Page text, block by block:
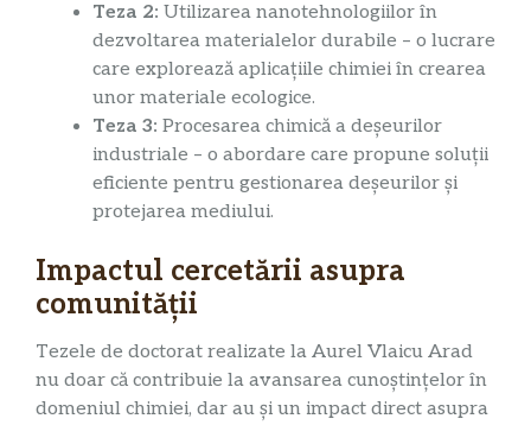
Teza 2: Utilizarea nanotehnologiilor în
dezvoltarea materialelor durabile – o lucrare
care explorează aplicațiile chimiei în crearea
unor materiale ecologice.
Teza 3: Procesarea chimică a deșeurilor
industriale – o abordare care propune soluții
eficiente pentru gestionarea deșeurilor și
protejarea mediului.
Impactul cercetării asupra
comunității
Tezele de doctorat realizate la Aurel Vlaicu Arad
nu doar că contribuie la avansarea cunoștințelor în
domeniul chimiei, dar au și un impact direct asupra